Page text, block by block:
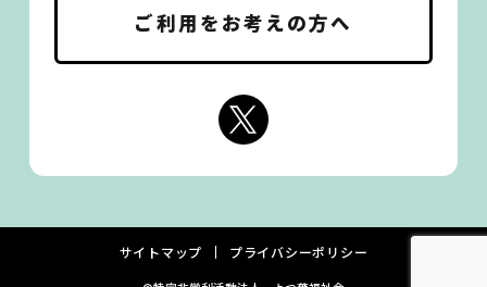
ご利用をお考えの方へ
サイトマップ プライバシーポリシー